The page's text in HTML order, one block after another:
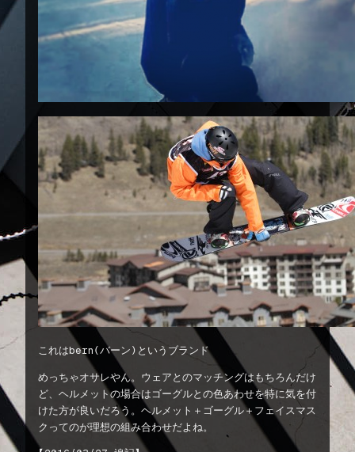
これはbern(バーン)というブランド
めっちゃオサレやん。ウェアとのマッチングはもちろんだけ
ど、ヘルメットの場合はゴーグルとの色あわせを特に気を付
けた方が良いだろう。ヘルメット＋ゴーグル＋フェイスマス
クってのが理想の組み合わせだよね。